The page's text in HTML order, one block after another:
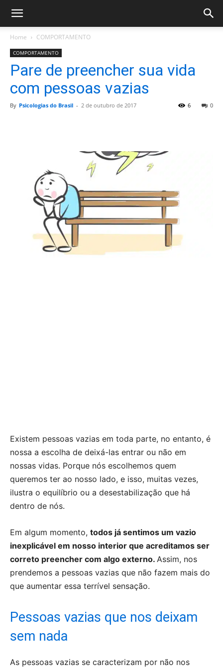
Home COMPORTAMENTO
COMPORTAMENTO
Pare de preencher sua vida
com pessoas vazias
By Psicologias do Brasil - 2 de outubro de 2017 0
6
Existem pessoas vazias em toda parte, no entanto, é
nossa a escolha de deixá-las entrar ou não em
nossas vidas. Porque nós escolhemos quem
queremos ter ao nosso lado, e isso, muitas vezes,
ilustra o equilíbrio ou a desestabilização que há
dentro de nós.
Em algum momento, todos já sentimos um vazio
inexplicável em nosso interior que acreditamos ser
correto preencher com algo externo. Assim, nos
prendemos a pessoas vazias que não fazem mais do
que aumentar essa terrível sensação.
Pessoas vazias que nos deixam
sem nada
As pessoas vazias se caracterizam por não nos